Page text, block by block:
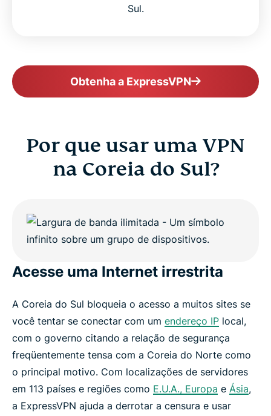
Get a South Korea VPN risk-free
Sul.
Obtenha a ExpressVPN
Por que usar uma VPN
na Coreia do Sul?
Acesse uma Internet irrestrita
A Coreia do Sul bloqueia o acesso a muitos sites se
você tentar se conectar com um endereço IP local,
com o governo citando a relação de segurança
freqüentemente tensa com a Coreia do Norte como
o principal motivo. Com localizações de servidores
em 113 países e regiões como E.U.A., Europa e Ásia,
a ExpressVPN ajuda a derrotar a censura e usar